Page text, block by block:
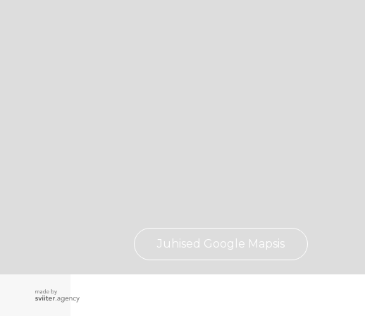
Juhised Google Mapsis